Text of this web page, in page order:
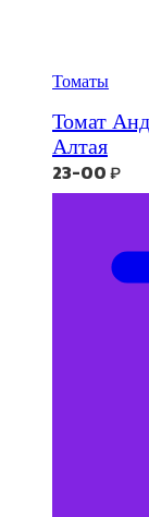
Томаты
Томат
Алтая
23-00₽